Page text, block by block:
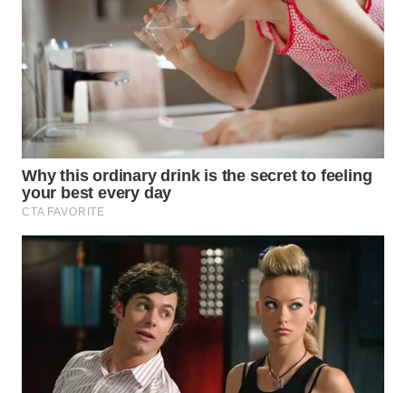
WN
DAIRI
WN
DANAU
TOBA
WN
WN
TAPANULI
SELATAN